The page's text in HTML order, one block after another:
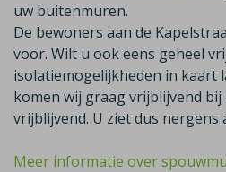
uw buitenmuren.
De bewoners aan de
voor. Wilt u ook eens geheel
isolatiemogelijkheden in kaart
komen wij graag vrijblijvend
vrijblijvend. U ziet dus nergens
Meer informatie over